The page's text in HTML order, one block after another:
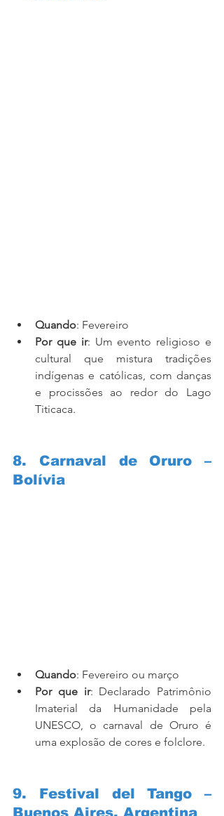
Quando: Fevereiro
Por que ir: Um evento religioso e
cultural que mistura tradições
indígenas e católicas, com danças
e procissões ao redor do Lago
Titicaca.
8. Carnaval de Oruro –
Bolívia
Quando: Fevereiro ou março
Por que ir: Declarado Patrimônio
Imaterial da Humanidade pela
UNESCO, o carnaval de Oruro é
uma explosão de cores e folclore.
9. Festival del Tango –
Buenos Aires, Argentina